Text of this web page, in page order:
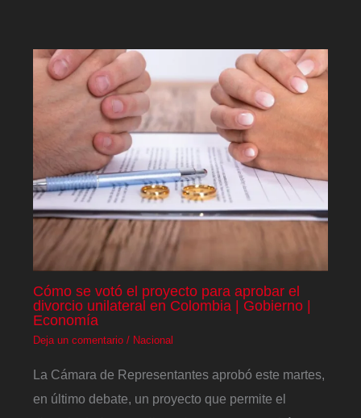
Cómo se votó el proyecto para aprobar el
divorcio unilateral en Colombia | Gobierno |
Economía
Deja un comentario / Nacional
La Cámara de Representantes aprobó este martes,
en último debate, un proyecto que permite el